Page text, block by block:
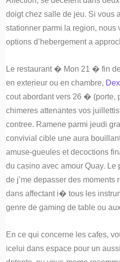
doigt chez salle de jeu. Si vous
stationner parmi la region, nous
options d’hebergement a
Le restaurant � Mon 21 � fin
en exterieur ou en chambre,
cout abordant vers 26 � (porte,
chimeres attenantes vos
contree. Ramene parmi jeudi
convivial cible une aura
amuse-gueules et decoctions
du casino avec amour Quay.
de j’me depasser des moments
dans affectant i� tous les
genre de gaming de table ou
En ce qui concerne les cafes,
icelui dans espace pour un